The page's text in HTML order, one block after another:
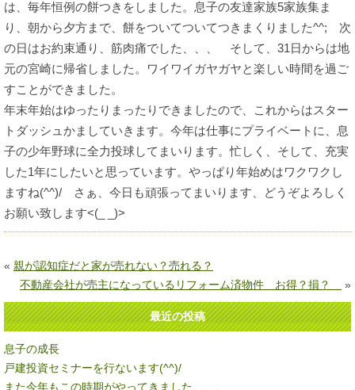
は、毎年恒例の餅つきをしました。息子の友達家族5家族集ま
り、朝から夕方まで、餅をついてついてつきまくりました^^; 次
の日はお約束通り、筋肉痛でした、、、 そして、31日からは地
元の宮崎に帰省しました。ワイワイガヤガヤと楽しい時間を過ご
すことができました。
年末年始はゆったりまったりできましたので、これからはスター
トダッシュかましていきます。今年は仕事にプライベートに、息
子の少年野球に全力投球してまいります。忙しく、そして、充実
した1年にしたいと思っています。やっぱり年始めはワクワクし
ますね(^^)/ さぁ、今日も頑張ってまいります、どうぞよろしく
お願い致します<(_ _)>
« 親が認知症だと家が売れない？売れる？
不動産会社が売主になっているリフォーム済物件 お得？損？
»
最近の投稿
息子の成長
戸建投資セミナーを行ないます(^^)/
また今年もこの時期がやってきました、、、